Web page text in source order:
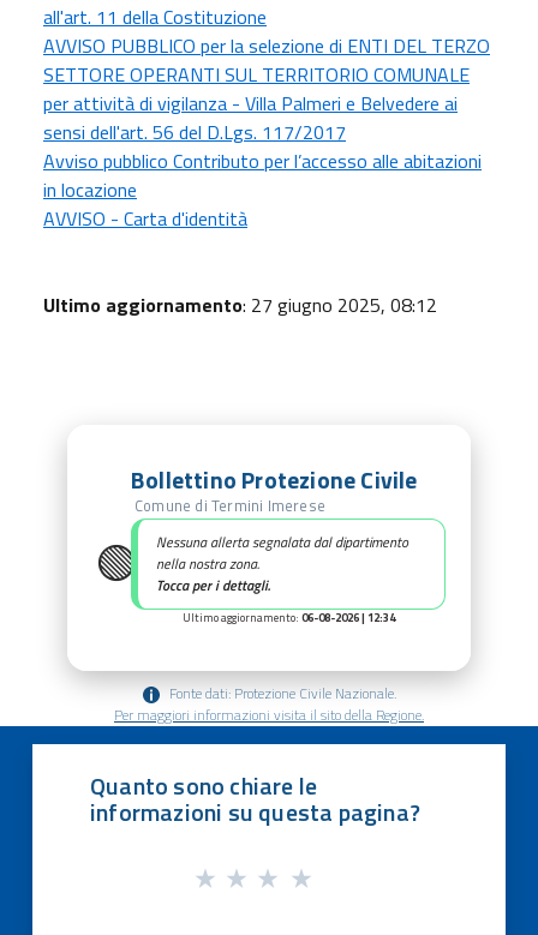
all'art. 11 della Costituzione
AVVISO PUBBLICO per la selezione di ENTI DEL TERZO
SETTORE OPERANTI SUL TERRITORIO COMUNALE
per attività di vigilanza - Villa Palmeri e Belvedere ai
sensi dell'art. 56 del D.Lgs. 117/2017
Avviso pubblico Contributo per l’accesso alle abitazioni
in locazione
AVVISO - Carta d'identità
Ultimo aggiornamento: 27 giugno 2025, 08:12
🟢
Bollettino Protezione Civile
Comune di Termini Imerese
Nessuna allerta segnalata dal dipartimento
nella nostra zona.
Tocca per i dettagli.
Ultimo aggiornamento: 06-08-2026 | 12:34
Fonte dati: Protezione Civile Nazionale.
Per maggiori informazioni visita il sito della Regione.
Quanto sono chiare le
informazioni su questa pagina?